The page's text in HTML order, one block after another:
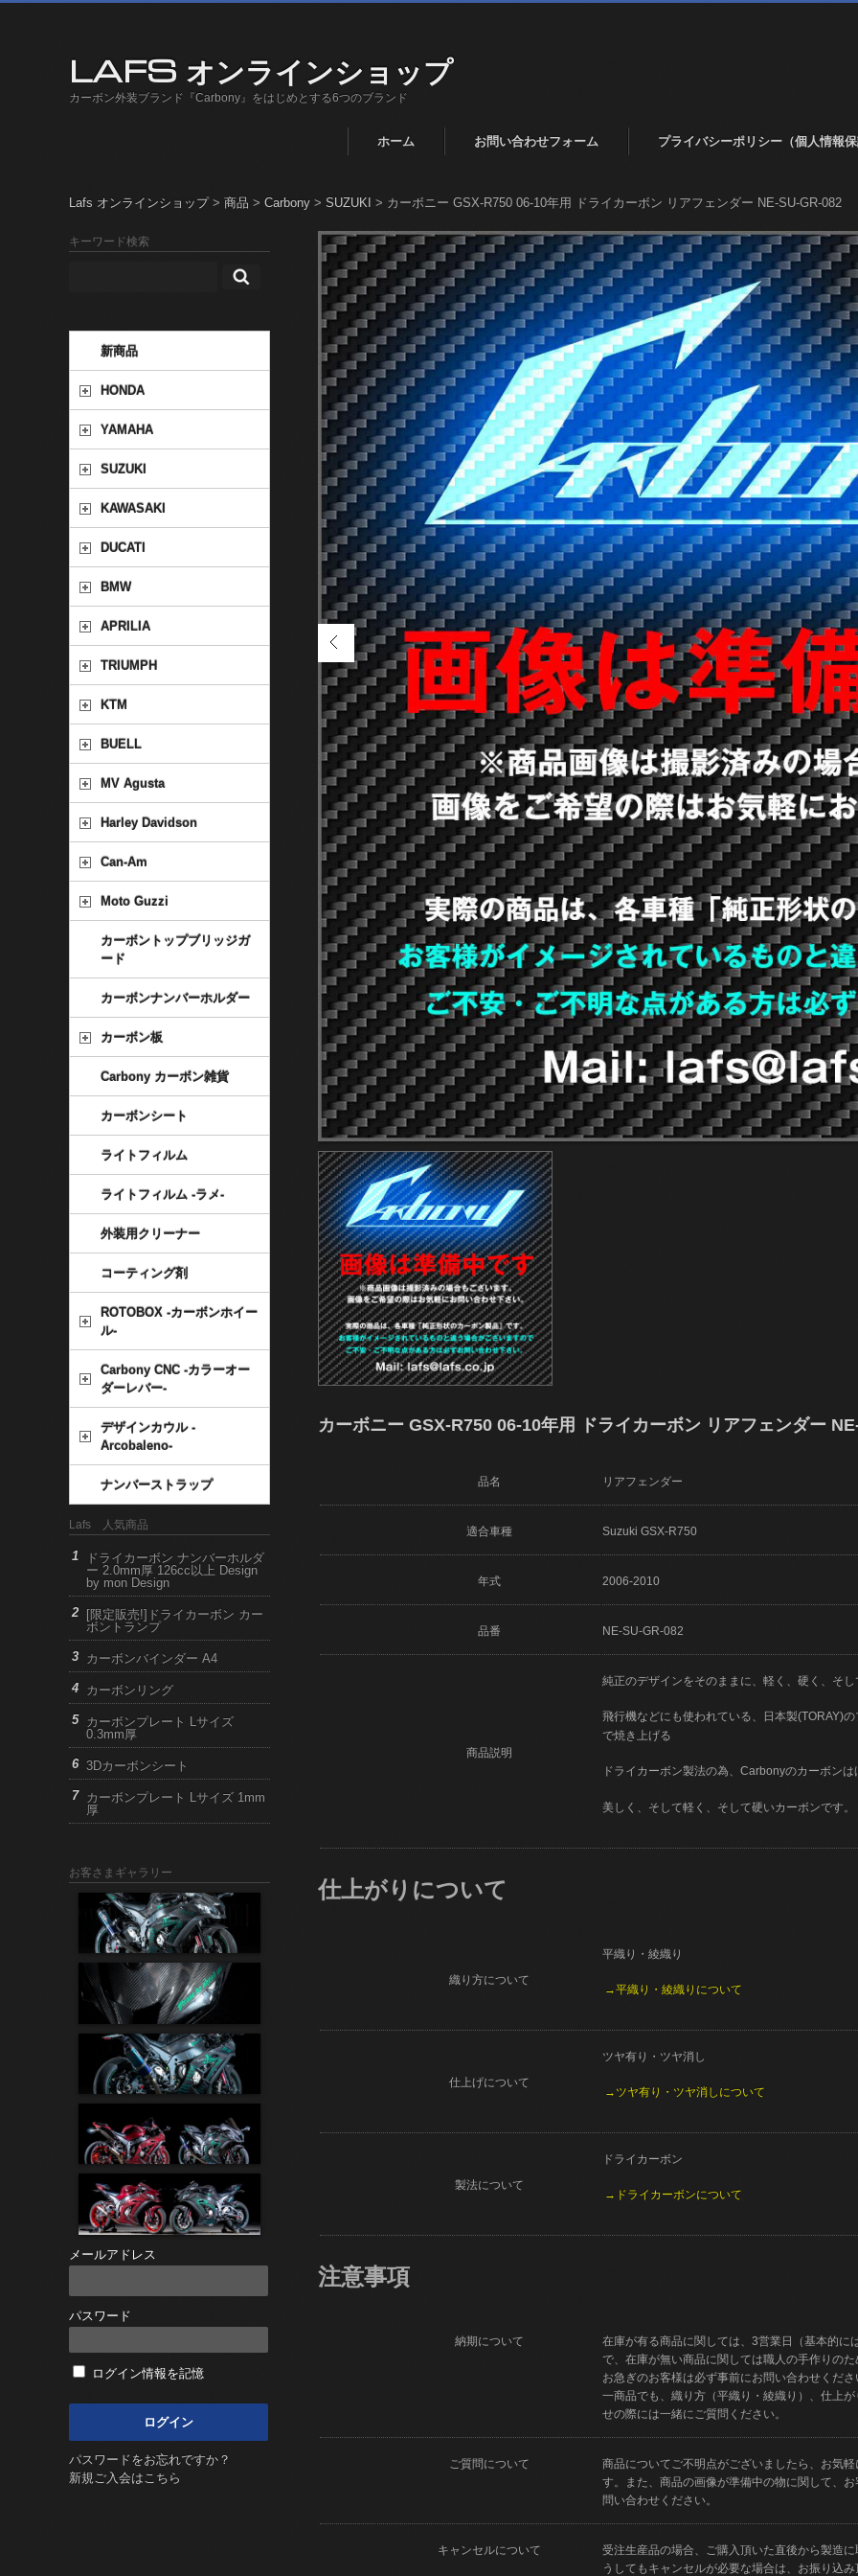
LAFS オンラインショップ
カーボン外装ブランド『Carbony』をはじめとする6つのブランド
ホーム お問い合わせフォーム プライバシーポリシー（個人情報
Lafs オンラインショップ> 商品 > Carbony > SUZUKI > カーボニー GSX-R750 06-10年用 ドライカーボン リアフェンダー NE-SU-GR-082
カーボニー GSX-R750 06-10年用 ドライカーボン リアフェンダー
品名 リアフェンダー
適合車種 Suzuki GSX-R750
年式 2006-2010
品番 NE-SU-GR-082
商品説明
純正のデザインをそのままに、軽く、硬く、そ
飛行機などにも使われている、日本製(TORAY)
で焼き上げる
ドライカーボン製法の為、Carbonyのカーボン
美しく、そして軽く、そして硬いカーボンです。
仕上がりについて
織り方について
平織り・綾織り
→平織り・綾織りについて
仕上げについて
ツヤ有り・ツヤ消し
→ツヤ有り・ツヤ消しについて
製法について
ドライカーボン
→ドライカーボンについて
注意事項
納期について
在庫が有る商品に関しては、3営業日（基本的に
で、在庫が無い商品に関しては職人の手作りの
お急ぎのお客様は必ず事前にお問い合わせくだ
一商品でも、織り方（平織り・綾織り）、仕上
せの際には一緒にご質問ください。
ご質問について
商品についてご不明点がございましたら、お気
す。また、商品の画像が準備中の物に関して、
問い合わせください。
キャンセルについて
受注生産品の場合、ご購入頂いた直後から製造
うしてもキャンセルが必要な場合は、お振り込
キーワード検索
新商品
HONDA
YAMAHA
SUZUKI
KAWASAKI
DUCATI
BMW
APRILIA
TRIUMPH
KTM
BUELL
MV Agusta
Harley Davidson
Can-Am
Moto Guzzi
カーボントップブリッジガ
ード
カーボンナンバーホルダー
カーボン板
Carbony カーボン雑貨
カーボンシート
ライトフィルム
ライトフィルム -ラメ-
外装用クリーナー
コーティング剤
ROTOBOX -カーボンホイー
ル-
Carbony CNC -カラーオー
ダーレバー-
デザインカウル -
Arcobaleno-
ナンバーストラップ
Lafs 人気商品
ドライカーボン ナンバーホルダ
ー 2.0mm厚 126cc以上 Design
by mon Design
[限定販売!]ドライカーボン カー
ボントランプ
カーボンバインダー A4
カーボンリング
カーボンプレート Lサイズ
0.3mm厚
3Dカーボンシート
カーボンプレート Lサイズ 1mm
厚
お客さまギャラリー
メールアドレス
パスワード
ログイン情報を記憶
パスワードをお忘れですか？
新規ご入会はこちら